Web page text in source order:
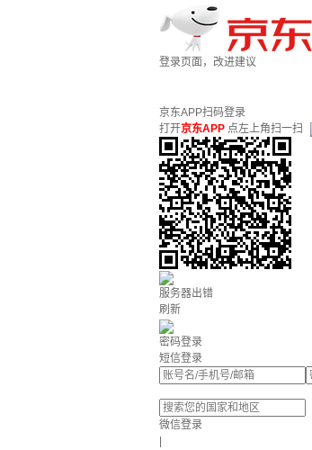
登录页面，改进建议
京东APP扫码登录
打开京东APP 点左上角扫一扫
服务器出错
刷新
密码登录
短信登录
微信登录